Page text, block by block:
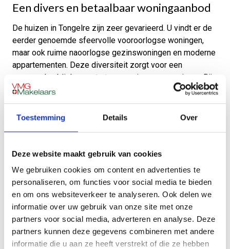
Toestemming Details Over
Deze website maakt gebruik van cookies
We gebruiken cookies om content en advertenties te
personaliseren, om functies voor social media te bieden
en om ons websiteverkeer te analyseren. Ook delen we
informatie over uw gebruik van onze site met onze
partners voor social media, adverteren en analyse. Deze
partners kunnen deze gegevens combineren met andere
informatie die u aan ze heeft verstrekt of die ze hebben
Een divers en betaalbaar woningaanbod
De huizen in Tongelre zijn zeer gevarieerd. U vindt er de
eerder genoemde sfeervolle vooroorlogse woningen,
maar ook ruime naoorlogse gezinswoningen en moderne
appartementen. Deze diversiteit zorgt voor een
gemengd publiek van starters, gezinnen en senioren. Bij
VMG Makelaars merken we dat de prijs-
kwaliteitverhouding in Tongelre zeer gunstig is. U krijgt
hier vaak meer huis voor uw geld dan in andere delen van
Voorzieningen en de ligging
Tongelre beschikt over alle benodigde dagelijkse
voorzieningen. De Tongelresestraat is de levendige ader
van de wijk, met diverse winkels en supermarkten. Ook
zijn er verschillende basisscholen en sportverenigingen
te vinden. De ligging ten opzichte van het stadscentrum